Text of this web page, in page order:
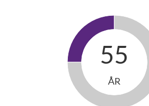
55
ÅR